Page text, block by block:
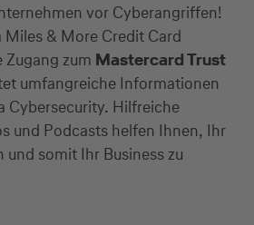
vor Cyberangriffen!
& More Credit Card
Zugang zum Mastercard Trust
umfangreiche Informationen
Cybersecurity. Hilfreiche
und Podcasts helfen Ihnen, Ihr
und somit Ihr Business zu